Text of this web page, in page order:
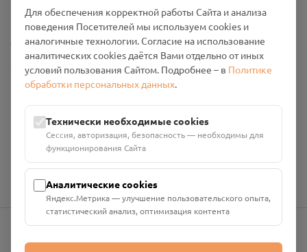
Промо-материалы
Настройки cookies
Общество с ограниченной ответственностью «Смоленский
Проект Помним»
Юридический адрес: 216790, Смоленская область, р-н
Руднянский, г. Рудня, улица Западная, д. 26А, пом. 18
Номер счёта: 40702810901130004287 в АО "АЛЬФА-БАНК"
Кор. счёт: 30101810200000000593
info@pomnim.online
Для обеспечения корректной работы Сайта и анализа
поведения Посетителей мы используем cookies и
аналогичные технологии. Согласие на использование
аналитических cookies даётся Вами отдельно от иных
условий пользования Сайтом. Подробнее – в Политике
обработки персональных данных.
Технически необходимые cookies
Сессия, авторизация, безопасность — необходимы для
функционирования Сайта
Аналитические cookies
Яндекс.Метрика — улучшение пользовательского опыта,
статистический анализ, оптимизация контента